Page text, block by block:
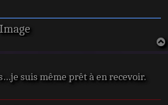
suis même prêt à en recevoir.